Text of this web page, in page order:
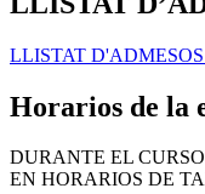
LLISTAT
Horarios de la
DURANTE EL
EN HORARIOS DE